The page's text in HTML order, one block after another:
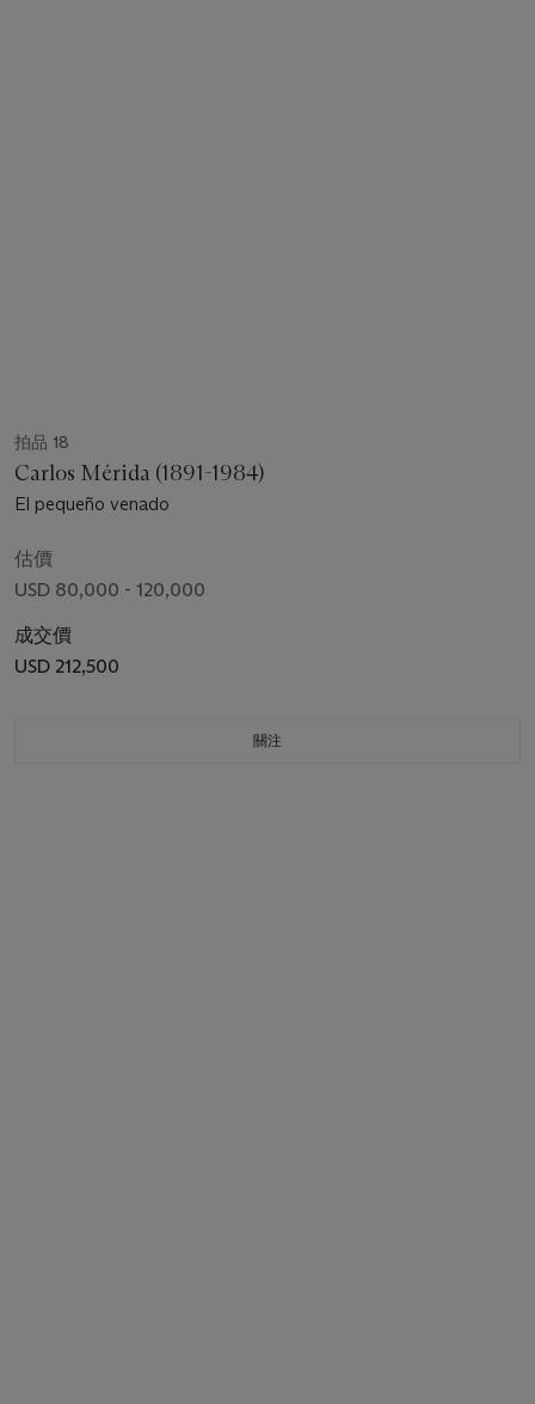
拍品 18
Carlos Mérida (1891-1984)
El pequeño venado
估價
USD 80,000 - 120,000
成交價
USD 212,500
關注